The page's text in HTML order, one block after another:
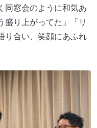
同窓会のように和気あ
盛り上がってた」「リ
り合い、笑顔にあふれ